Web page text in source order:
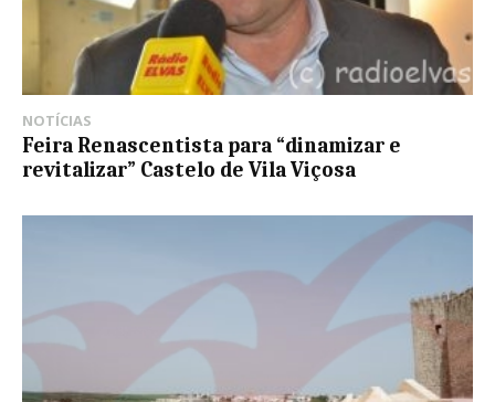
NOTÍCIAS
Feira Renascentista para “dinamizar e
revitalizar” Castelo de Vila Viçosa